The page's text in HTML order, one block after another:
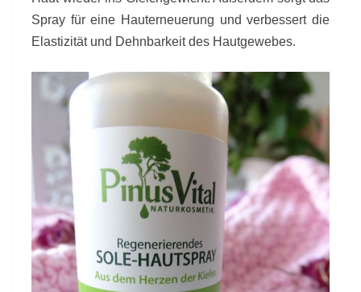
Spray für eine Hauterneuerung und verbessert die
Elastizität und Dehnbarkeit des Hautgewebes.